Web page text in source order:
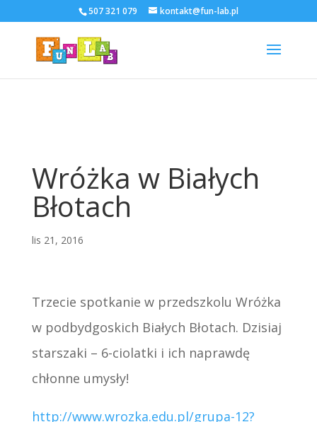
507 321 079 kontakt@fun-lab.pl
Wróżka w Białych
Błotach
lis 21, 2016
Trzecie spotkanie w przedszkolu Wróżka
w podbydgoskich Białych Błotach. Dzisiaj
starszaki – 6-ciolatki i ich naprawdę
chłonne umysły!
http://www.wrozka.edu.pl/grupa-12?